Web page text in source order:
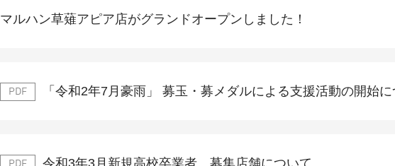
マルハン草薙アピア店がグランドオープンしました！
PDF 「令和2年7月豪雨」 募玉・募メダルによる支援活動の開始
令和3年3月新規高校卒業者 募集店舗について